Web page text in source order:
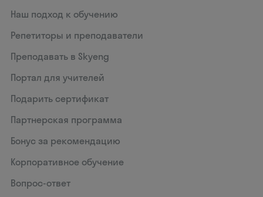
Наш подход к обучению
Репетиторы и преподаватели
Преподавать в Skyeng
Портал для учителей
Подарить сертификат
Партнерская программа
Бонус за рекомендацию
Корпоративное обучение
Вопрос-ответ